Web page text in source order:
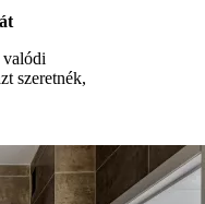
valódi
szeretnék,